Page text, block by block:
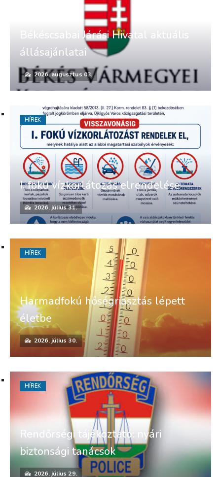
Békéscsabai Járási Hivatal aktuális
állásajánlatai
2026. augusztus 03.
I. fokú vízkorlátozás elrendelése
2026. július 31.
HÍREK
Harmadfokú hőségriasztás lépett
életbe
2026. július 30.
HÍREK
Rendőrségi tájékoztató: nyári
biztonsági tanácsok
2026. július 29.
HÍREK